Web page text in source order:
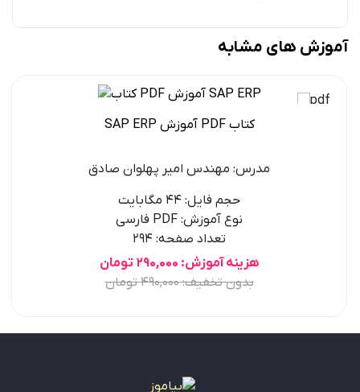
آموزش های مشابه
کتاب PDF آموزش SAP ERP
مدرس: مهندس امیر پهلوان صادق
حجم فایل: 44 مگابایت
نوع آموزش: PDF فارسی
تعداد صفحه: 294
هزینه آموزش: 290,000 تومان
بدون تخفیف:490,000 تومان